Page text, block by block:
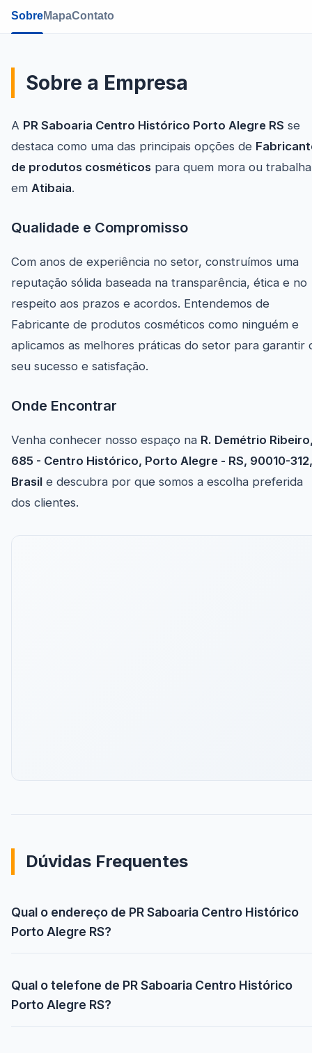
SobreMapaContato
Sobre a Empresa
A PR Saboaria Centro Histórico Porto Alegre RS se
destaca como uma das principais opções de
de produtos cosméticos para quem mora ou trabalha
em Atibaia.
Qualidade e Compromisso
Com anos de experiência no setor, construímos uma
reputação sólida baseada na transparência, ética e no
respeito aos prazos e acordos. Entendemos de
Fabricante de produtos cosméticos como ninguém e
aplicamos as melhores práticas do setor para garantir
seu sucesso e satisfação.
Onde Encontrar
Venha conhecer nosso espaço na R. Demétrio
685 - Centro Histórico, Porto Alegre - RS, 90010-312,
Brasil e descubra por que somos a escolha preferida
dos clientes.
Dúvidas Frequentes
Qual o endereço de PR Saboaria Centro Histórico
Porto Alegre RS?
Qual o telefone de PR Saboaria Centro Histórico
Porto Alegre RS?